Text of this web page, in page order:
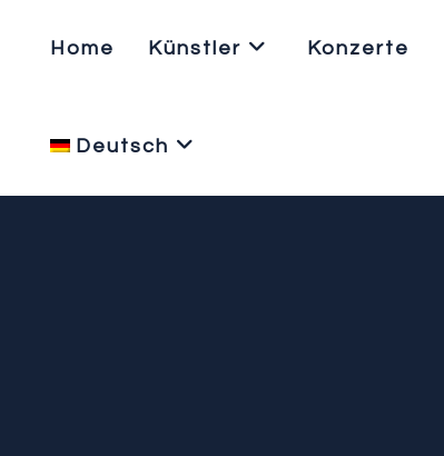
Home Künstler Konzerte
Deutsch